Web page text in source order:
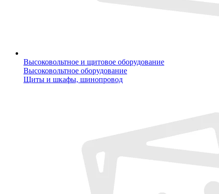
Высоковольтное и щитовое оборудование
Высоковольтное оборудование
Щиты и шкафы, шинопровод